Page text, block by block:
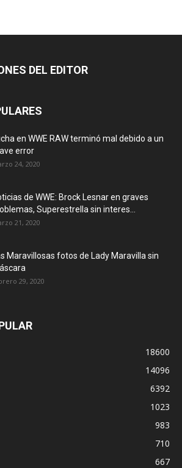
DEL EDITOR
en WWE RAW terminó mal debido a un
error
24, 2020
de WWE: Brock Lesnar en graves
Superestrella sin interes...
21, 2020
Maravillosas fotos de Lady Maravilla sin
29, 2020
18600
14096
6392
1023
983
710
667